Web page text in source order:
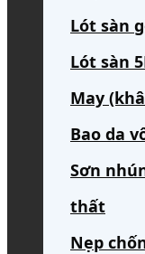
Lót sàn
Lót sàn
May
Bao da
Sơn
thất
Nẹp